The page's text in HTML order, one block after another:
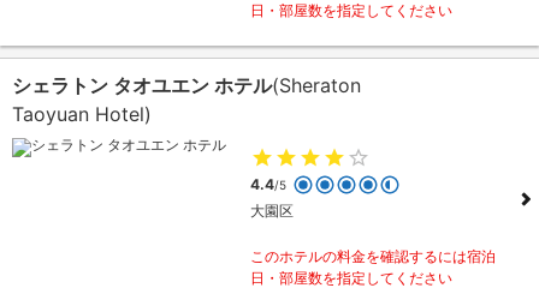
日・部屋数を指定してください
シェラトン タオユエン ホテル(Sheraton
Taoyuan Hotel)
4.4/5
大園区
このホテルの料金を確認するには宿泊
日・部屋数を指定してください